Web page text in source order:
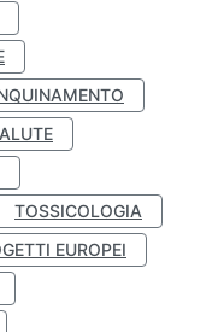
TOSSICOLOGIA
EUROPEI